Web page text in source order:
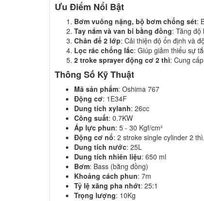
Ưu Điểm Nổi Bật
Bơm vuông nặng, bộ bơm chống sét:
Tay nắm và van bi bằng đồng: Tăng độ
Chân đế 2 lớp: Cải thiện độ ổn định và
Lọc rác chống lắc: Giúp giảm thiểu sự
2 troke sprayer động cơ 2 thì: Cung
Thông Số Kỹ Thuật
Mã sản phẩm: Oshima 767
Động cơ: 1E34F
Dung tích xylanh: 26cc
Công suất: 0.7KW
Áp lực phun: 5 - 30 Kgf/cm²
Động cơ nổ: 2 stroke single cylinder 2
Dung tích nước: 25L
Dung tích nhiên liệu: 650 ml
Bơm: Bass (bằng đồng)
Khoảng cách phun: 7m
Tỷ lệ xăng pha nhớt: 25:1
Trọng lượng: 10Kg